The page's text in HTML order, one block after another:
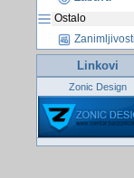
Ostalo
Zanimljivosti
Linkovi
Zonic Design